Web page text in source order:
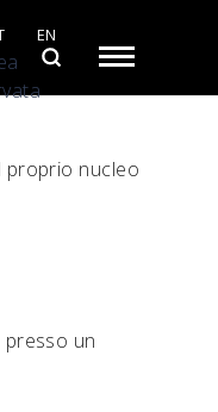
EN
proprio nucleo
un